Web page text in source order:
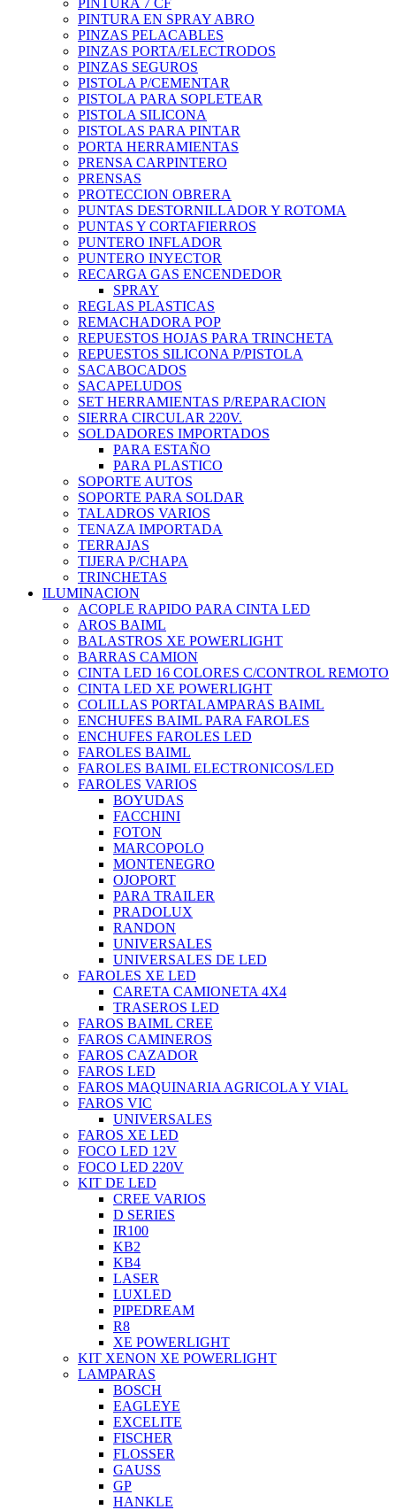
PINTURA 7 CF
PINTURA EN SPRAY ABRO
PINZAS PELACABLES
PINZAS PORTA/ELECTRODOS
PINZAS SEGUROS
PISTOLA P/CEMENTAR
PISTOLA PARA SOPLETEAR
PISTOLA SILICONA
PISTOLAS PARA PINTAR
PORTA HERRAMIENTAS
PRENSA CARPINTERO
PRENSAS
PROTECCION OBRERA
PUNTAS DESTORNILLADOR Y ROTOMA
PUNTAS Y CORTAFIERROS
PUNTERO INFLADOR
PUNTERO INYECTOR
RECARGA GAS ENCENDEDOR
SPRAY
REGLAS PLASTICAS
REMACHADORA POP
REPUESTOS HOJAS PARA TRINCHETA
REPUESTOS SILICONA P/PISTOLA
SACABOCADOS
SACAPELUDOS
SET HERRAMIENTAS P/REPARACION
SIERRA CIRCULAR 220V.
SOLDADORES IMPORTADOS
PARA ESTAÑO
PARA PLASTICO
SOPORTE AUTOS
SOPORTE PARA SOLDAR
TALADROS VARIOS
TENAZA IMPORTADA
TERRAJAS
TIJERA P/CHAPA
TRINCHETAS
ILUMINACION
ACOPLE RAPIDO PARA CINTA LED
AROS BAIML
BALASTROS XE POWERLIGHT
BARRAS CAMION
CINTA LED 16 COLORES C/CONTROL REMOTO
CINTA LED XE POWERLIGHT
COLILLAS PORTALAMPARAS BAIML
ENCHUFES BAIML PARA FAROLES
ENCHUFES FAROLES LED
FAROLES BAIML
FAROLES BAIML ELECTRONICOS/LED
FAROLES VARIOS
BOYUDAS
FACCHINI
FOTON
MARCOPOLO
MONTENEGRO
OJOPORT
PARA TRAILER
PRADOLUX
RANDON
UNIVERSALES
UNIVERSALES DE LED
FAROLES XE LED
CARETA CAMIONETA 4X4
TRASEROS LED
FAROS BAIML CREE
FAROS CAMINEROS
FAROS CAZADOR
FAROS LED
FAROS MAQUINARIA AGRICOLA Y VIAL
FAROS VIC
UNIVERSALES
FAROS XE LED
FOCO LED 12V
FOCO LED 220V
KIT DE LED
CREE VARIOS
D SERIES
IR100
KB2
KB4
LASER
LUXLED
PIPEDREAM
R8
XE POWERLIGHT
KIT XENON XE POWERLIGHT
LAMPARAS
BOSCH
EAGLEYE
EXCELITE
FISCHER
FLOSSER
GAUSS
GP
HANKLE